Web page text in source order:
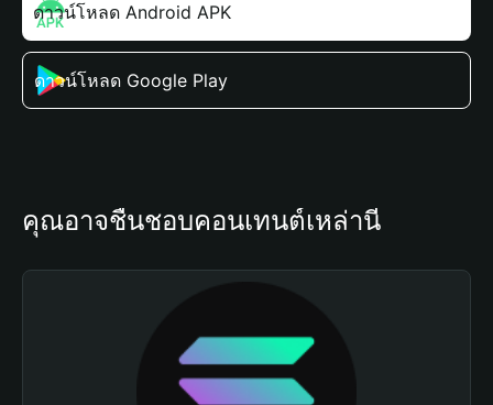
ดาวน์โหลด Android APK
ดาวน์โหลด Google Play
คุณอาจชื่นชอบคอนเทนต์เหล่านี้